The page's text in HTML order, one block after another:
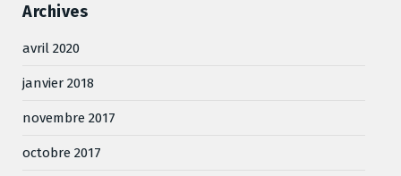
Archives
avril 2020
janvier 2018
novembre 2017
octobre 2017